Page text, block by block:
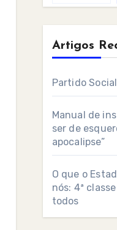
Artigos
Partido
Manual de
ser de
apocalipse”
O que o
nós: 4ª
todos